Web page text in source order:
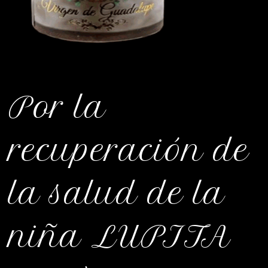
Por la
recuperación de
la salud de la
niña LUPITA